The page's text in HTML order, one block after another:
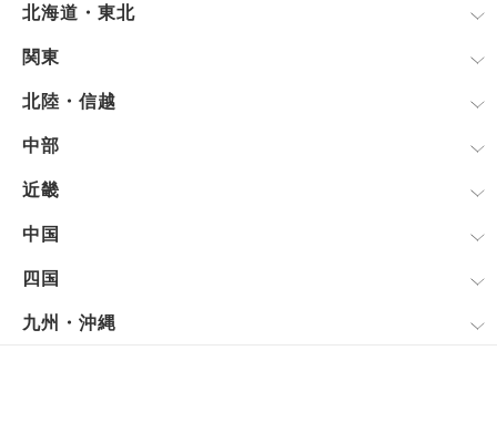
北海道・東北
関東
北陸・信越
中部
近畿
中国
四国
九州・沖縄